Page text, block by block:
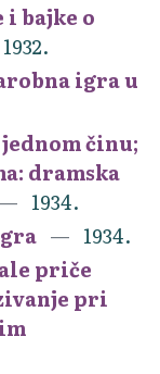
i bajke o
1932.
igra u
činu;
dramska
1934.
1934.
priče
pri